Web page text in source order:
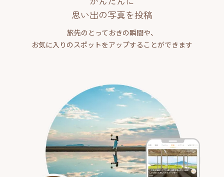
思い出の写真を投稿
旅先のとっておきの瞬間や、
お気に入りのスポットをアップすることができます